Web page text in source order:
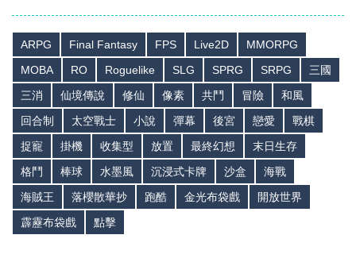
ARPG Final Fantasy FPS Live2D
MMORPG
MOBA
RO Roguelike SLG SPRG SRPG
三國
三消
仙境傳說 修仙 像素 共鬥 冒險
和風
回合制
太空戰士 小說 彈幕 後宮 戀愛
戰棋
捉寵
掛機 收集型 放置 最終幻想
末日生存
格鬥
棒球 水墨風 沉浸式卡牌 沙盒
海戰
海賊王
落櫻散華抄 跑酷 金光布袋戲
開放世界
霹靂布袋戲
點擊